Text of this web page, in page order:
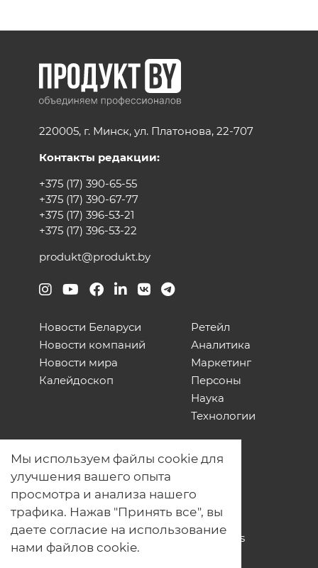
220005, г. Минск, ул. Платонова, 22-707
Контакты редакции:
+375 (17) 390-65-55
+375 (17) 390-67-77
+375 (17) 396-53-21
+375 (17) 396-53-22
produkt@produkt.by
Новости Беларуси
Новости компаний
Новости мира
Калейдоскоп
Ретейл
Аналитика
Маркетинг
Персоны
Наука
Технологии
О нас
Наши проекты
Связь с нами
Общая политика обработки
персональных данных
Политика обработки файлов Cookies
Политика обработки персональных
Мы используем файлы cookie для
улучшения вашего опыта
просмотра и анализа нашего
трафика. Нажав "Принять все", вы
даете согласие на использование
нами файлов cookie.